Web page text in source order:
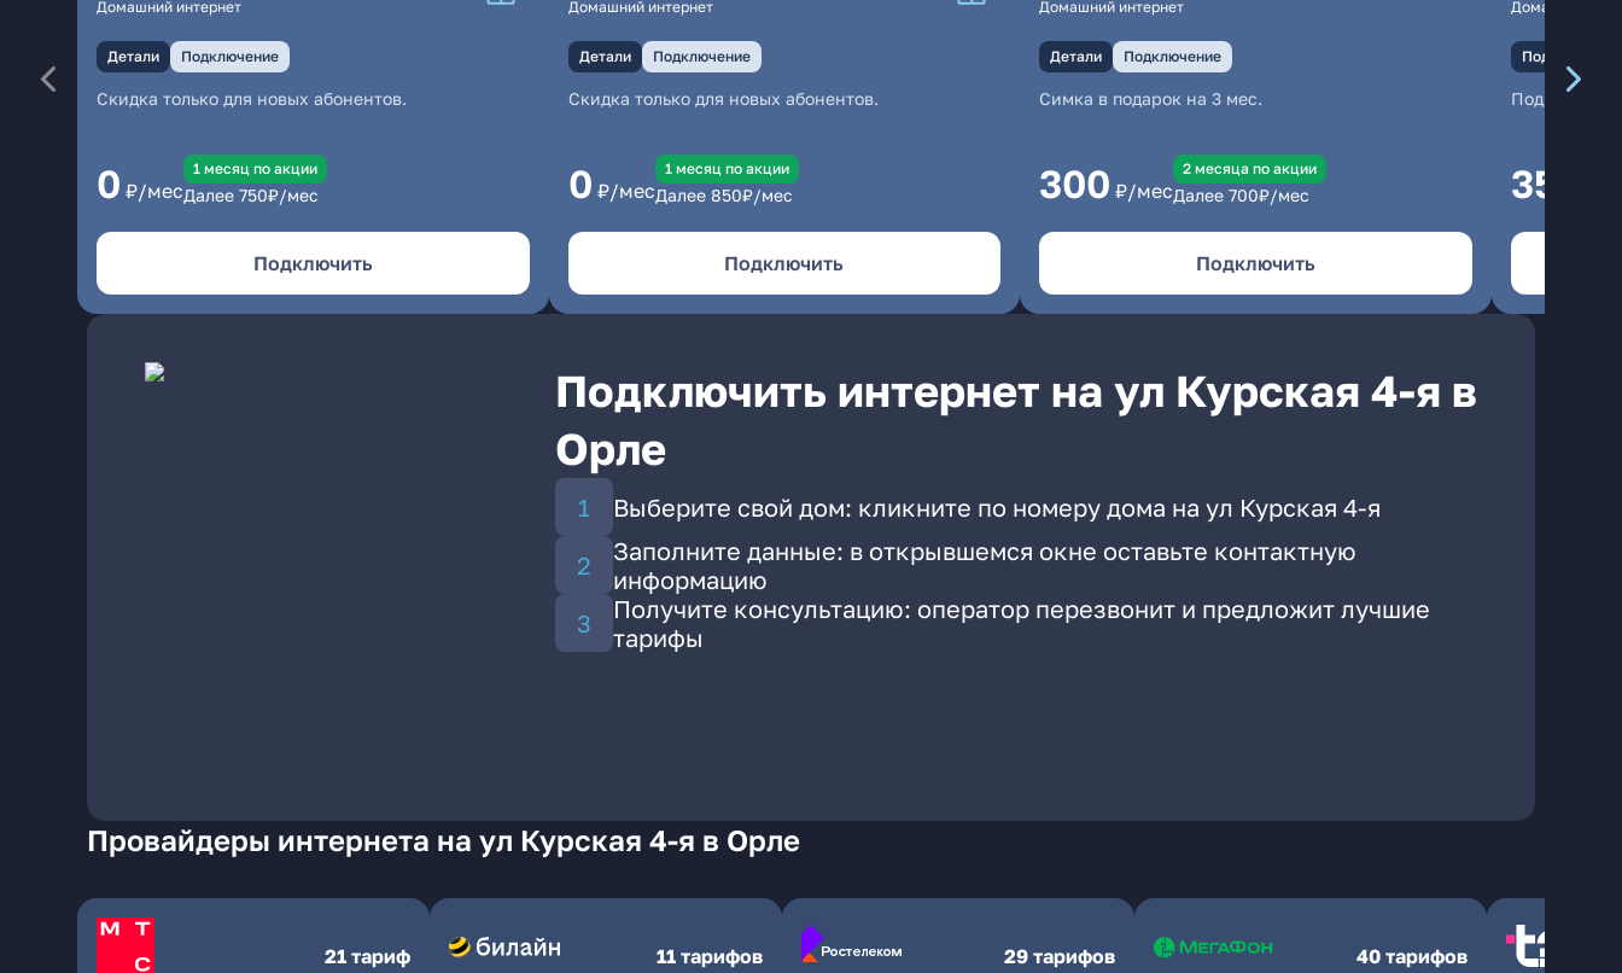
Домашний интернет
Детали Подключение
Скидка только для новых абонентов.
0 ₽/мес
1 месяц по акции
Далее 750₽/мес
Подключить
Домашний интернет
Детали Подключение
Скидка только для новых абонентов.
0 ₽/мес
1 месяц по акции
Далее 850₽/мес
Подключить
Домашний интернет
Детали Подключение
Симка в подарок на 3 мес.
300 ₽/мес
2 месяцa по акции
Далее 700₽/мес
Подключить
Домашний
Подключение
350
Подключить интернет на ул Курская 4-я в
Орле
Выберите свой дом: кликните по номеру дома на ул Курская 4-я
Заполните данные: в открывшемся окне оставьте контактную
информацию
Получите консультацию: оператор перезвонит и предложит лучшие
тарифы
Провайдеры интернета на ул Курская 4-я в Орле
21 тариф 11 тарифов 29 тарифов 40 тарифов